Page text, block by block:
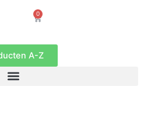
0
Winkelwagen
A-Z